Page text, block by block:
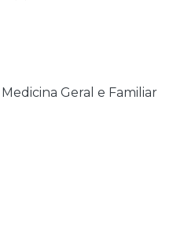
Geral e Familiar